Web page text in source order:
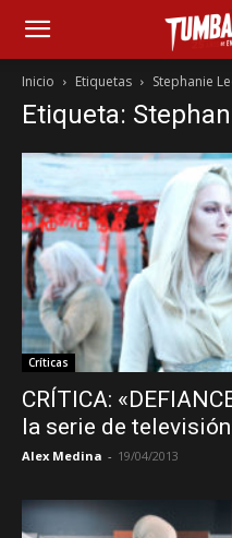
Inicio Etiquetas Stephanie
Etiqueta:
Críticas
CRÍTICA:
la serie de televisión
Alex Medina - 19/04/2013